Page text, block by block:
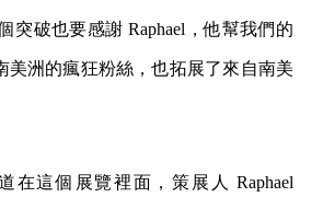
突破也要感謝 Raphael，他幫我們的
美洲的瘋狂粉絲，也拓展了來自南美
在這個展覽裡面，策展人 Raphael